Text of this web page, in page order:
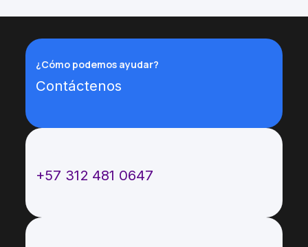
¿Cómo podemos ayudar?
Contáctenos
+57 312 481 0647